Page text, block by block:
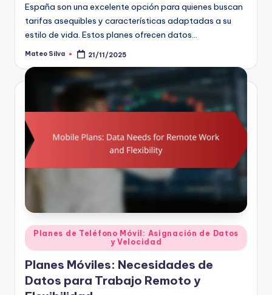
España son una excelente opción para quienes buscan
tarifas asequibles y características adaptadas a su
estilo de vida. Estos planes ofrecen datos…
Posted
Mateo Silva 21/11/2025
Posted
in
Planes de Teléfono Móvil: Asignación de Datos
y Velocidad
Planes Móviles: Necesidades de
Datos para Trabajo Remoto y